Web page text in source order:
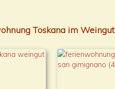
Toskana im Weingut